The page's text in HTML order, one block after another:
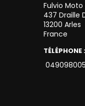
Fulvio Moto
437 Draille
13200 Arles
France
TÉLÉPHONE :